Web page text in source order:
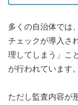
多くの自治体では
チェックが導入さ
理してしまう」こ
が行われています。
ただし監査内容が